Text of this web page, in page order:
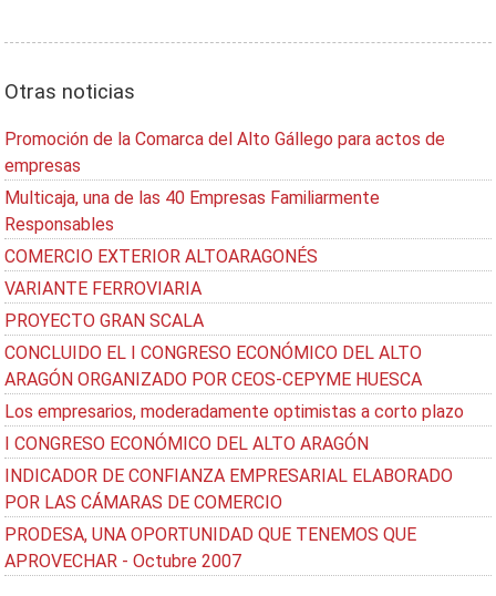
Otras noticias
Promoción de la Comarca del Alto Gállego para actos de
empresas
Multicaja, una de las 40 Empresas Familiarmente
Responsables
COMERCIO EXTERIOR ALTOARAGONÉS
VARIANTE FERROVIARIA
PROYECTO GRAN SCALA
CONCLUIDO EL I CONGRESO ECONÓMICO DEL ALTO
ARAGÓN ORGANIZADO POR CEOS-CEPYME HUESCA
Los empresarios, moderadamente optimistas a corto plazo
I CONGRESO ECONÓMICO DEL ALTO ARAGÓN
INDICADOR DE CONFIANZA EMPRESARIAL ELABORADO
POR LAS CÁMARAS DE COMERCIO
PRODESA, UNA OPORTUNIDAD QUE TENEMOS QUE
APROVECHAR - Octubre 2007